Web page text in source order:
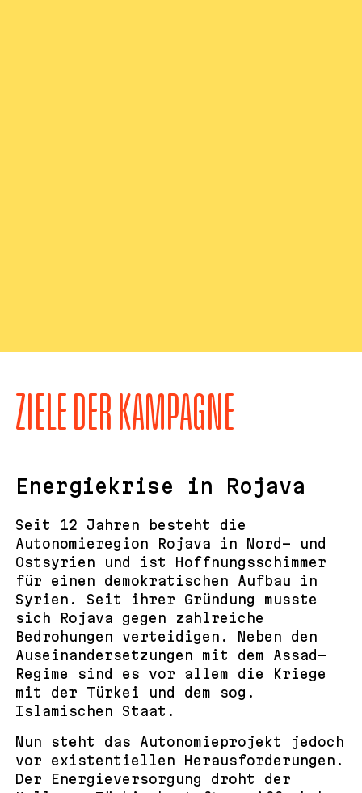
ZIELE DER KAMPAGNE
Energiekrise in Rojava
Seit 12 Jahren besteht die
Autonomieregion Rojava in Nord- und
Ostsyrien und ist Hoffnungsschimmer
für einen demokratischen Aufbau in
Syrien. Seit ihrer Gründung musste
sich Rojava gegen zahlreiche
Bedrohungen verteidigen. Neben den
Auseinandersetzungen mit dem Assad-
Regime sind es vor allem die Kriege
mit der Türkei und dem sog.
Islamischen Staat.
Nun steht das Autonomieprojekt jedoch
vor existentiellen Herausforderungen.
Der Energieversorgung droht der